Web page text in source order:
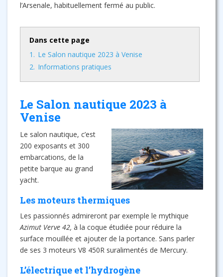
l’Arsenale, habituellement fermé au public.
Dans cette page
1. Le Salon nautique 2023 à Venise
2. Informations pratiques
Le Salon nautique 2023 à
Venise
Le salon nautique, c’est
200 exposants et 300
embarcations, de la
petite barque au grand
yacht.
Les moteurs thermiques
Les passionnés admireront par exemple le mythique
Azimut Verve 42, à la coque étudiée pour réduire la
surface mouillée et ajouter de la portance. Sans parler
de ses 3 moteurs V8 450R suralimentés de Mercury.
L’électrique et l’hydrogène